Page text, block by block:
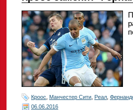
Кроос Манчестер Сити Реал
06.06.2016